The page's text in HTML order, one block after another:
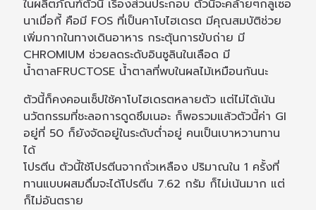
ในผลิตภัณฑ์ตัวนี้ เรื่องส่วนประกอบ ตัวนี้จะคล้ายๆกลูเซอ
นาเมื่อกี้ คือมี FOS ที่เป็นคาโบไฮเดรต มีคุณสมบัติช่วย
เพิ่มกากในทางเดินอาหาร กระตุ้นการขับถ่าย มี
CHROMIUM ช่วยลดระดับอินซูลินในเลือด มี
น้ำตาลFRUCTOSE น้ำตาลที่พบในผลไม้เหมือนกันนะ
ตัวนี้ก็คงคอนเซ็ปใช้คาโบไฮเดรตหลายตัว แต่ไม่ได้เน้น
นวัตกรรมที่ชะลอการดูดซึมเนอะ ก็พอรวมแล้วตัวนี้ค่า GI
อยู่ที่ 50 ก็ยังจัดอยู่ในระดับต่ำอยู่ คนเป็นเบาหวานทาน
ได้
โปรตีน ตัวนี้ใช้โปรตีนจากถั่วเหลือง ปริมาณใน 1 ครั้งที่
ทานแบบผสมดื่มจะได้โปรตีน 7.62 กรัม ก็ไม่เน้นมาก แต่
ก็ไม่อันตราย